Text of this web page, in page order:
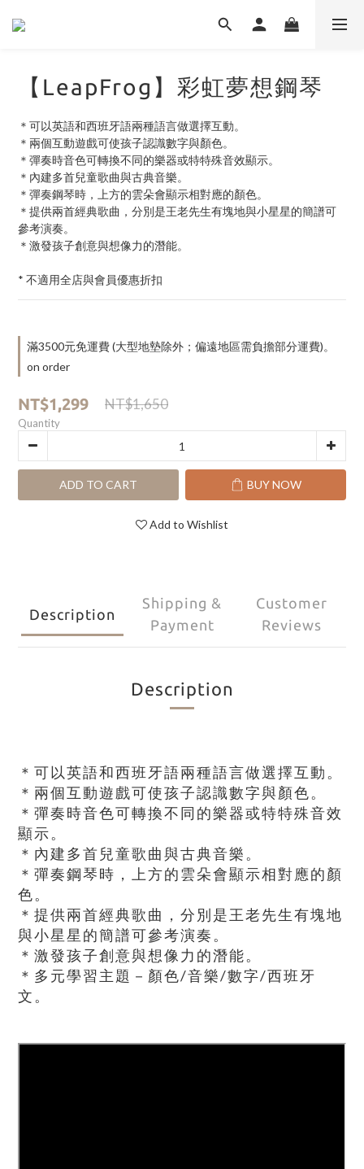
【LeapFrog】彩虹夢想鋼琴
＊可以英語和西班牙語兩種語言做選擇互動。
＊兩個互動遊戲可使孩子認識數字與顏色。
＊彈奏時音色可轉換不同的樂器或特特殊音效顯示。
＊內建多首兒童歌曲與古典音樂。
＊彈奏鋼琴時，上方的雲朵會顯示相對應的顏色。
＊提供兩首經典歌曲，分別是王老先生有塊地與小星星的簡譜可
參考演奏。
＊激發孩子創意與想像力的潛能。
* 不適用全店與會員優惠折扣
滿3500元免運費 (大型地墊除外；偏遠地區需負擔部分運費)。
on order
NT$1,299 NT$1,650
Quantity
ADD TO CART BUY NOW
Add to Wishlist
Description
Shipping &
Payment
Customer
Reviews
Description
＊可以英語和西班牙語兩種語言做選擇互動。
＊兩個互動遊戲可使孩子認識數字與顏色。
＊彈奏時音色可轉換不同的樂器或特特殊音效
顯示。
＊內建多首兒童歌曲與古典音樂。
＊彈奏鋼琴時，上方的雲朵會顯示相對應的顏
色。
＊提供兩首經典歌曲，分別是王老先生有塊地
與小星星的簡譜可參考演奏。
＊激發孩子創意與想像力的潛能。
＊多元學習主題－顏色/音樂/數字/西班牙
文。